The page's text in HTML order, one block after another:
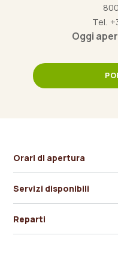
Tel.
Oggi
Orari di apertura
Servizi disponibili
Ampio Parcheggio
Reparti